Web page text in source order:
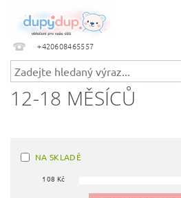
+420608465557
12-18 MĚSÍCŮ
NA SKLADĚ
108 Kč